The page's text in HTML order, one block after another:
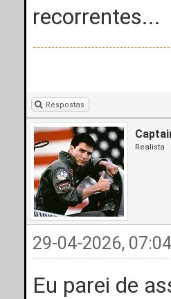
recorrentes...
Respostas
Realista
29-04-2026,
Eu parei de